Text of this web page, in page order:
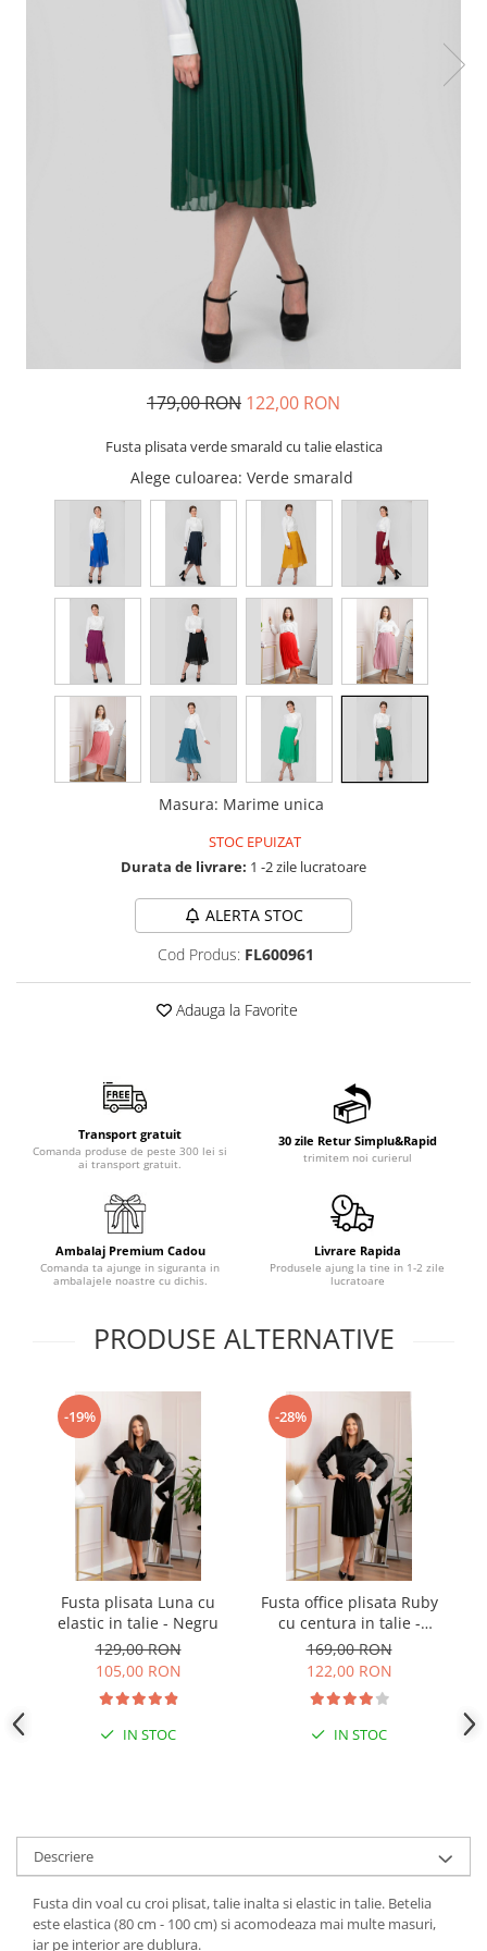
179,00 RON 122,00 RON
Fusta plisata verde smarald cu talie elastica
Alege culoarea: Verde smarald
Masura: Marime unica
STOC EPUIZAT
Durata de livrare: 1 -2 zile lucratoare
ALERTA STOC
Cod Produs: FL600961
Adauga la Favorite
Transport gratuit
Comanda produse de peste 300 lei si
ai transport gratuit.
30 zile Retur Simplu&Rapid
trimitem noi curierul
Ambalaj Premium Cadou
Comanda ta ajunge in siguranta in
ambalajele noastre cu dichis.
Livrare Rapida
Produsele ajung la tine in 1-2 zile
lucratoare
PRODUSE ALTERNATIVE
-19%
Fusta plisata Luna cu
elastic in talie - Negru
129,00 RON
105,00 RON
IN STOC
-28%
Fusta office plisata Ruby
cu centura in talie -
Negru
169,00 RON
122,00 RON
IN STOC
Descriere
Fusta din voal cu croi plisat, talie inalta si elastic in talie. Betelia
este elastica (80 cm - 100 cm) si acomodeaza mai multe masuri,
iar pe interior are dublura.